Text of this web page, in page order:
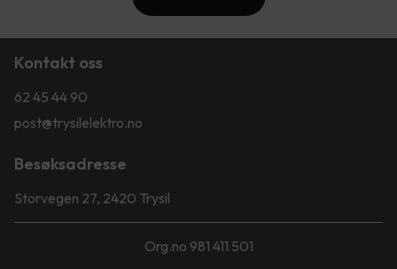
Kontakt oss
62 45 44 90
post@trysilelektro.no
Besøksadresse
Storvegen 27, 2420 Trysil
Org.no 981 411 501